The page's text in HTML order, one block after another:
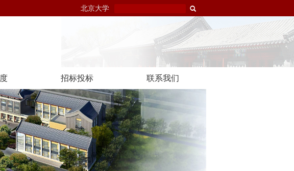
北京大学
招标投标 联系我们